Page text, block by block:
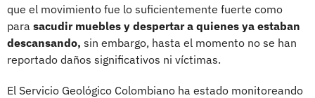
que el movimiento fue lo suficientemente fuerte como
para sacudir muebles y despertar a quienes ya estaban
descansando, sin embargo, hasta el momento no se han
reportado daños significativos ni víctimas.
El Servicio Geológico Colombiano ha estado monitoreando